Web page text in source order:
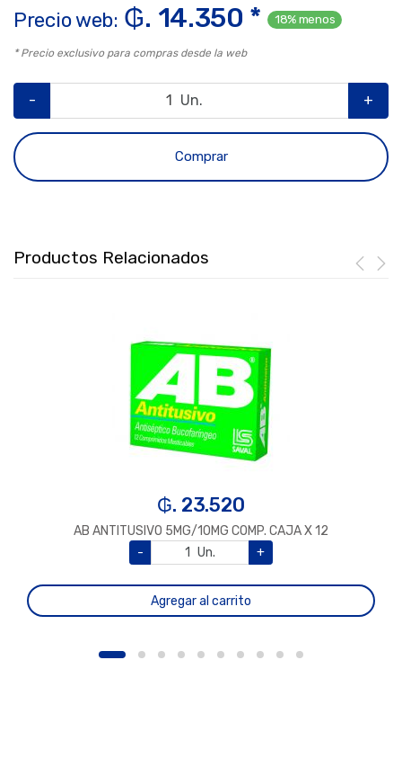
Precio web: ₲. 14.350 * 18% menos
* Precio exclusivo para compras desde la web
- Un. +
Comprar
Productos Relacionados
₲. 23.520
AB ANTITUSIVO 5MG/10MG COMP. CAJA X 12
-
Un. +
Agregar al carrito